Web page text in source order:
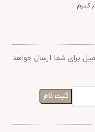
کنیم.
برای شما ارسال خواهد